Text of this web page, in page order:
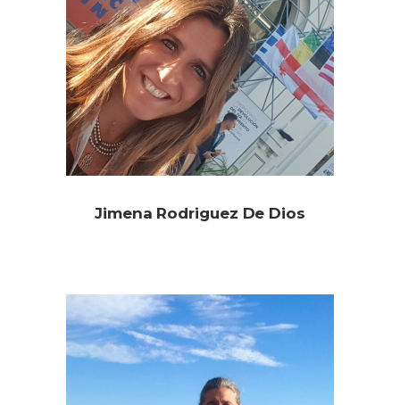
Jimena Rodriguez De Dios